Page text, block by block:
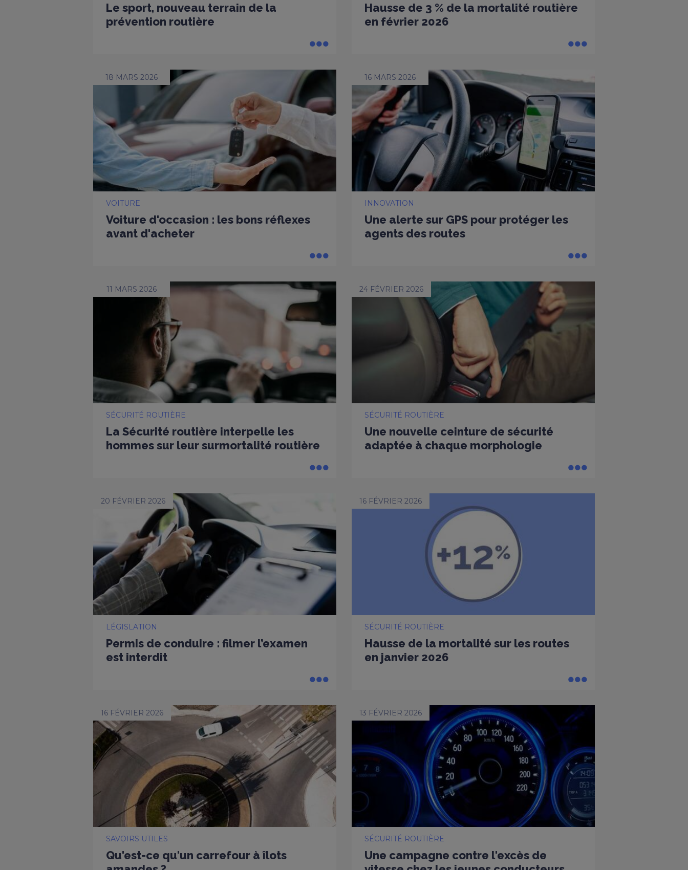
Le sport, nouveau terrain de la
prévention routière
18 MARS 2026
VOITURE
Voiture d'occasion : les bons réflexes
avant d'acheter
11 MARS 2026
SÉCURITÉ ROUTIÈRE
La Sécurité routière interpelle les
hommes sur leur surmortalité routière
20 FÉVRIER 2026
LÉGISLATION
Permis de conduire : filmer l’examen
est interdit
16 FÉVRIER 2026
SAVOIRS UTILES
Qu'est-ce qu'un carrefour à îlots
Hausse de 3 % de la mortalité routière
en février 2026
16 MARS 2026
INNOVATION
Une alerte sur GPS pour protéger les
agents des routes
24 FÉVRIER 2026
SÉCURITÉ ROUTIÈRE
Une nouvelle ceinture de sécurité
adaptée à chaque morphologie
16 FÉVRIER 2026
SÉCURITÉ ROUTIÈRE
Hausse de la mortalité sur les routes
en janvier 2026
13 FÉVRIER 2026
SÉCURITÉ ROUTIÈRE
Une campagne contre l'excès de